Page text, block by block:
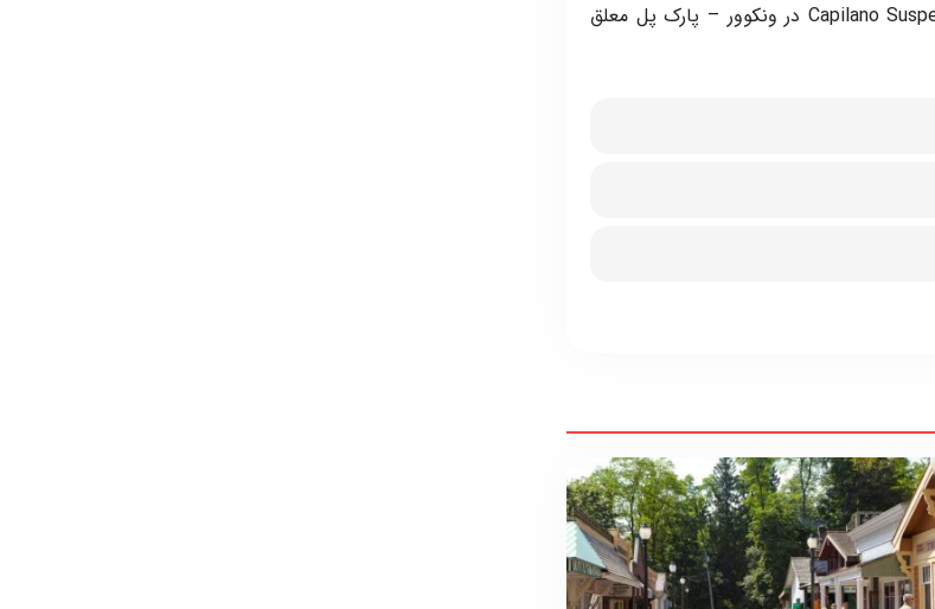
کجا برم – پل معلق کاپیلانو در ونکوور – پارک Capilano Suspension Bridge در ونکوور – پارک پل معلق